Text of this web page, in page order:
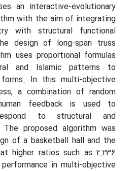
an interactive-evolutionary
with the aim of integrating
with structural functional
design of long-span truss
uses proportional formulas
and Islamic patterns to
In this multi-objective
a combination of random
feedback is used to
to structural and
proposed algorithm was
of a basketball hall and the
higher ratios such as 2.236
in multi-objective